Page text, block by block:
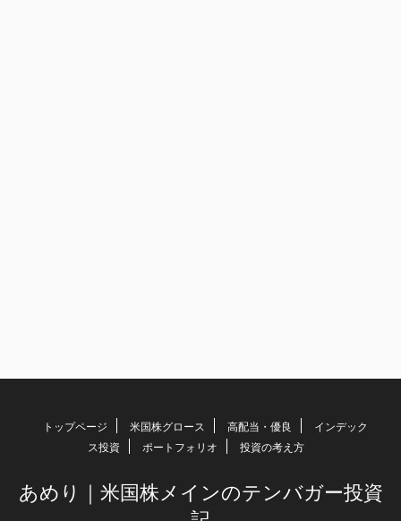
トップページ 米国株グロース 高配当・優良
インデック
ス投資
ポートフォリオ 投資の考え方
あめり｜米国株メインのテンバガー投資